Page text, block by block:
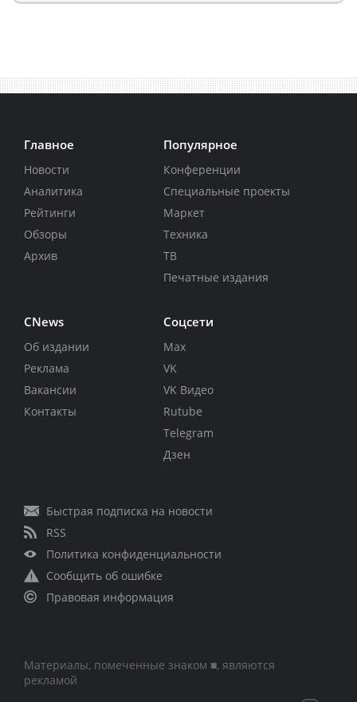
Главное
Новости
Аналитика
Рейтинги
Обзоры
Архив
Популярное
Конференции
Специальные проекты
Маркет
Техника
ТВ
Печатные издания
CNews
Об издании
Реклама
Вакансии
Контакты
Соцсети
Max
VK
VK Видео
Rutube
Telegram
Дзен
Быстрая подписка на новости
RSS
Политика конфиденциальности
Сообщить об ошибке
Правовая информация
Материалы, помеченные знаком ■, являются
рекламой